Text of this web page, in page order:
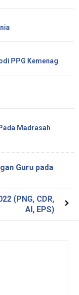
PPG Kemenag
Madrasah
Guru pada
(PNG, CDR,
AI, EPS)